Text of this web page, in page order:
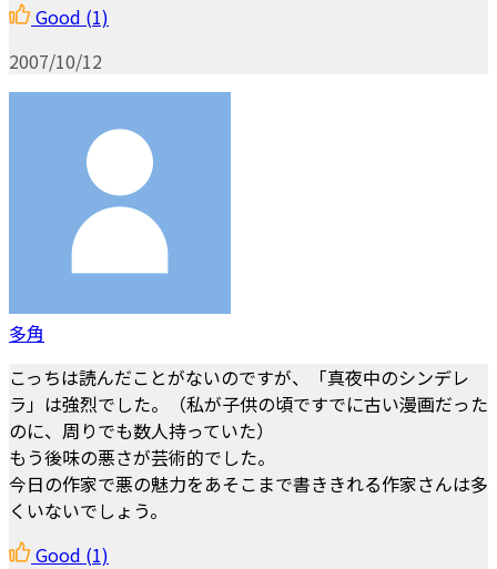
Good (1)
2007/10/12
多角
こっちは読んだことがないのですが、「真夜中のシンデレ
ラ」は強烈でした。（私が子供の頃ですでに古い漫画だった
のに、周りでも数人持っていた）
もう後味の悪さが芸術的でした。
今日の作家で悪の魅力をあそこまで書ききれる作家さんは多
くいないでしょう。
Good (1)